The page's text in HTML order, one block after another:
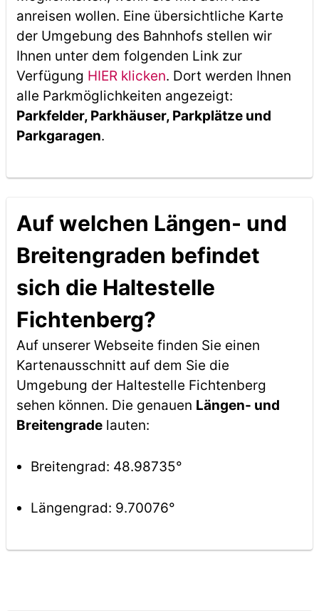
anreisen wollen. Eine übersichtliche Karte
der Umgebung des Bahnhofs stellen wir
Ihnen unter dem folgenden Link zur
Verfügung HIER klicken. Dort werden Ihnen
alle Parkmöglichkeiten angezeigt:
Parkfelder, Parkhäuser, Parkplätze und
Parkgaragen.
Auf welchen Längen- und
Breitengraden befindet
sich die Haltestelle
Fichtenberg?
Auf unserer Webseite finden Sie einen
Kartenausschnitt auf dem Sie die
Umgebung der Haltestelle Fichtenberg
sehen können. Die genauen Längen- und
Breitengradelauten:
Breitengrad: 48.98735°
Längengrad: 9.70076°